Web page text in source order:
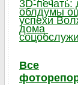
3D-печать:
облдумы
успехи
дома
Все